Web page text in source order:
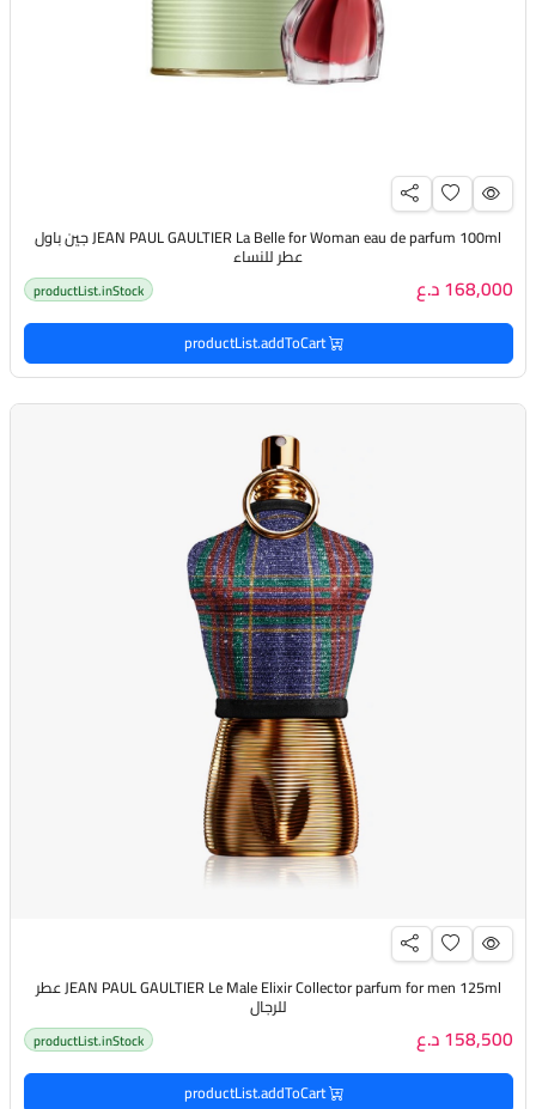
JEAN PAUL GAULTIER La Belle for Woman eau de parfum 100ml جين باول
عطر للنساء
168,000 د.ع productList.inStock
productList.addToCart
JEAN PAUL GAULTIER Le Male Elixir Collector parfum for men 125ml عطر
للرجال
158,500 د.ع productList.inStock
productList.addToCart